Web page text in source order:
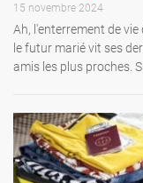
15 novembre 2024
Ah, l'enterrement de
le futur marié vit ses
amis les plus proches.